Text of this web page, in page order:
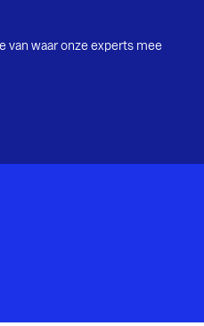
van waar onze experts mee